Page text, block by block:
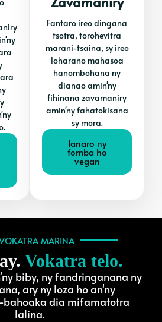
Fantaro ireo dingana
tsotra, torohevitra
marani-tsaina, sy ireo
loharano mahasoa
hanombohana ny
dianao amin'ny
fihinana zavamaniry
amin'ny fahatokisana
sy mora.
Ianaro ny
fomba ho
vegan
MARINA
Vokatra telo.
biby, ny fandringanana ny
ary ny loza ho an'ny
dia mifamatotra
lalina.